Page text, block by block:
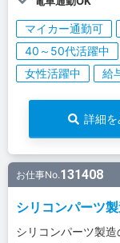
マイカー通勤可
40～50代活躍中
女性活躍中
給
詳細を
お仕事No.131408
シリコンパーツ
シリコンパーツ製